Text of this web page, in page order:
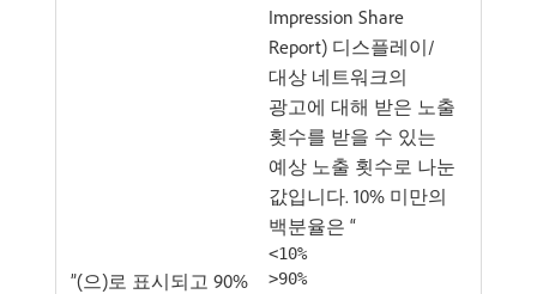
Impression Share
Report) 디스플레이/
대상 네트워크의
광고에 대해 받은 노출
횟수를 받을 수 있는
예상 노출 횟수로 나눈
값입니다. 10% 미만의
백분율은 “
<10%
”(으)로 표시되고 90%
>90%